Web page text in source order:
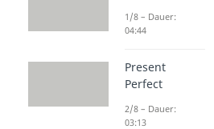
1/8 – Dauer:
04:44
Present
Perfect
2/8 – Dauer:
03:13